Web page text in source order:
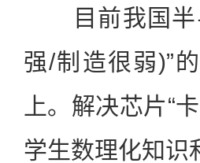
目前我国半
强/制造很弱)”
上。解决芯片“
学生数理化知识